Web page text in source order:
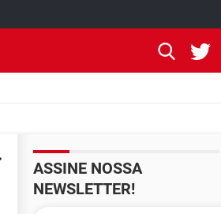
ASSINE NOSSA
NEWSLETTER!